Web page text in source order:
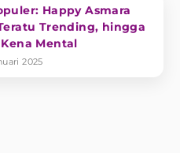
Happy Asmara
Trending, hingga
Mental
2025